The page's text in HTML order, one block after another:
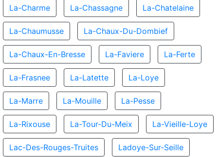
La-Charme La-Chassagne La-Chatelaine
La-Chaumusse La-Chaux-Du-Dombief
La-Chaux-En-Bresse La-Faviere La-Ferte
La-Frasnee La-Latette La-Loye
La-Marre La-Mouille La-Pesse
La-Rixouse La-Tour-Du-Meix La-Vieille-Loye
Lac-Des-Rouges-Truites Ladoye-Sur-Seille